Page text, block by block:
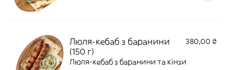
Люля-кебаб з баранини
(150 г)
380,00 ₴
Люля-кебаб з баранини та кінзи